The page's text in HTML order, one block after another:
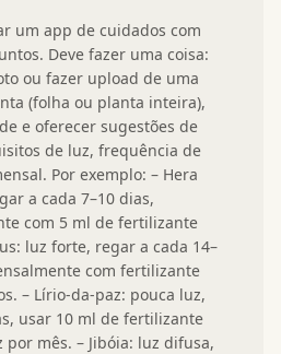
um app de cuidados com
Deve fazer uma coisa:
ou fazer upload de uma
(folha ou planta inteira),
e oferecer sugestões de
de luz, frequência de
Por exemplo: – Hera
a cada 7–10 dias,
com 5 ml de fertilizante
luz forte, regar a cada 14–
com fertilizante
– Lírio-da-paz: pouca luz,
usar 10 ml de fertilizante
mês. – Jibóia: luz difusa,